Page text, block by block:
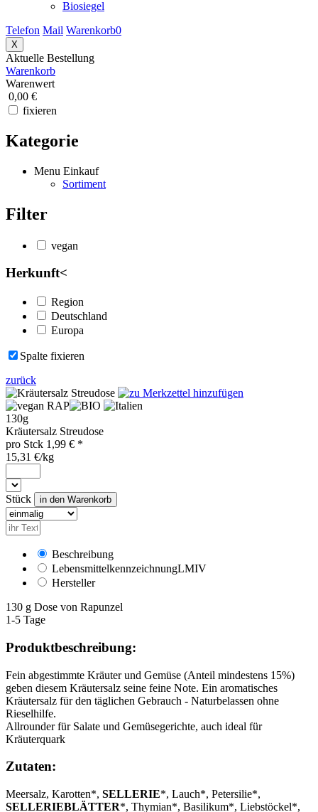
Biosiegel
Telefon Mail Warenkorb0
X
Aktuelle Bestellung
Warenkorb
Warenwert
0,00 €
fixieren
Kategorie
Menu Einkauf
Sortiment
Filter
vegan
Herkunft<
Region
Deutschland
Europa
Spalte fixieren
zurück
RAP
130g
Kräutersalz Streudose
pro Stck 1,99 € *
15,31 €/kg
Stück
Beschreibung
LebensmittelkennzeichnungLMIV
Hersteller
130 g Dose von Rapunzel
1-5 Tage
Produktbeschreibung:
Fein abgestimmte Kräuter und Gemüse (Anteil mindestens 15%)
geben diesem Kräutersalz seine feine Note. Ein aromatisches
Kräutersalz für den täglichen Gebrauch - Naturbelassen ohne
Rieselhilfe.
Allrounder für Salate und Gemüsegerichte, auch ideal für
Kräuterquark
Zutaten:
Meersalz, Karotten*, SELLERIE*, Lauch*, Petersilie*,
SELLERIEBLÄTTER*, Thymian*, Basilikum*, Liebstöckel*,